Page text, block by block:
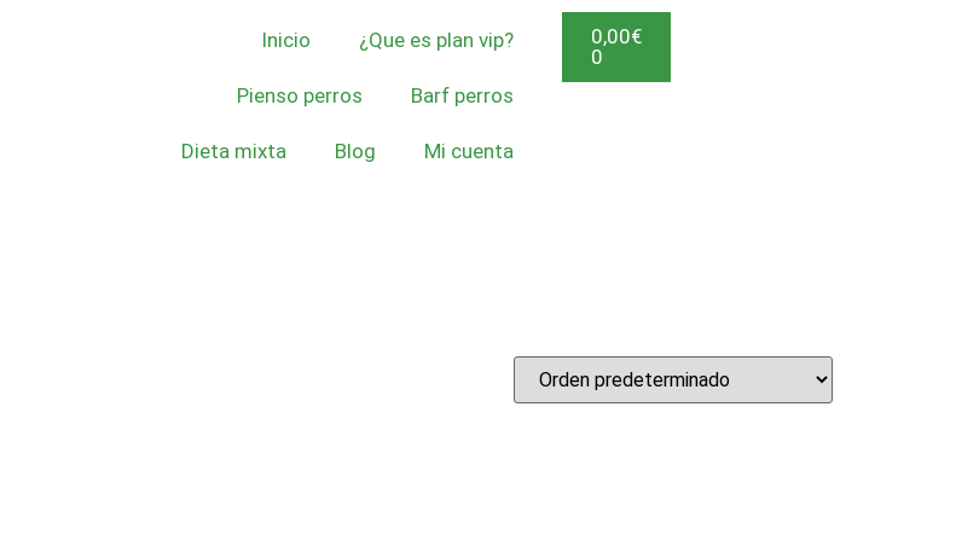
Inicio ¿Que es plan vip?
Pienso perros Barf perros
Dieta mixta Blog Mi cuenta
0,00€
0